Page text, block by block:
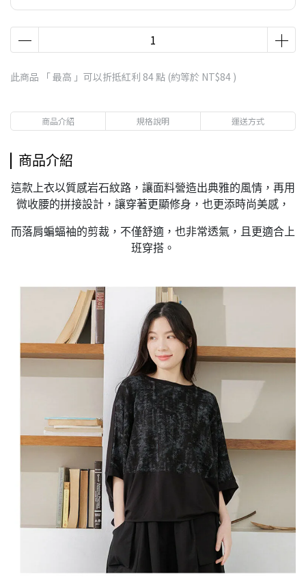
此商品 「 最高 」可以折抵紅利 84點 (約等於 NT$84 )
商品介紹 規格說明 運送方式
商品介紹
這款上衣以質感岩石紋路，讓面料營造出典雅的風情，再用
微收腰的拼接設計，讓穿著更顯修身，也更添時尚美感，
而落肩蝙蝠袖的剪裁，不僅舒適，也非常透氣，且更適合上
班穿搭。